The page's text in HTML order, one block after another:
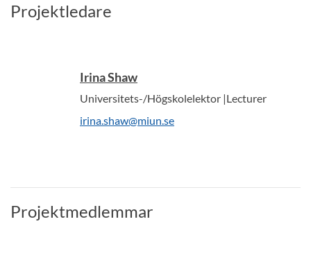
Projektledare
Irina Shaw
Universitets-/Högskolelektor |Lecturer
irina.shaw@miun.se
Projektmedlemmar